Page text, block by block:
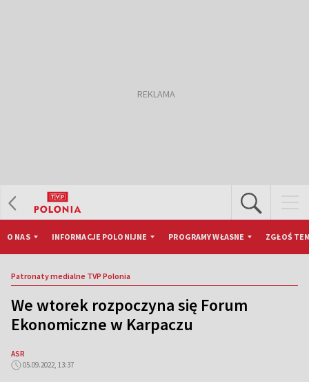
O NAS INFORMACJE POLONIJNE PROGRAMY WŁASNE ZGŁOŚ
Patronaty medialne TVP Polonia
We wtorek rozpoczyna się Forum
Ekonomiczne w Karpaczu
ASR
05.09.2022, 13:37